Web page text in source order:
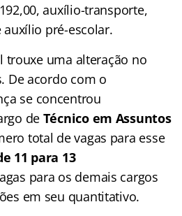
auxílio-transporte,
auxílio pré-escolar.
trouxe uma alteração no
De acordo com o
se concentrou
de Técnico em Assuntos
total de vagas para esse
11 para 13
para os demais cargos
em seu quantitativo.